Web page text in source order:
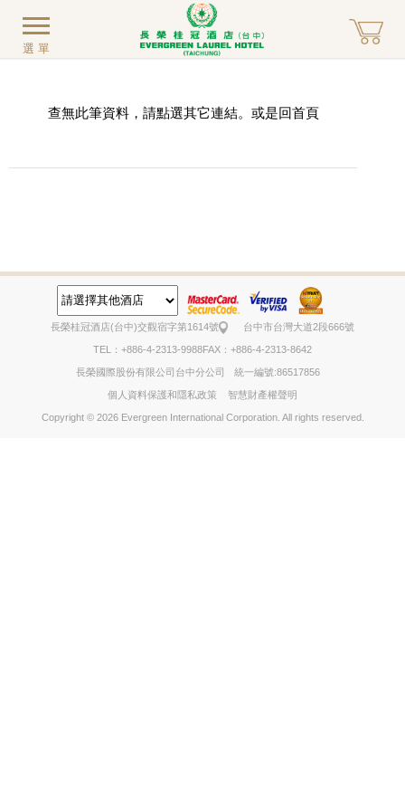
選單
查無此筆資料，請點選其它連結。或是回首頁
長榮桂冠酒店(台中)交觀宿字第1614號 台中市台灣大道2段666號
TEL：+886-4-2313-9988FAX：+886-4-2313-8642
長榮國際股份有限公司台中分公司 統一編號:86517856
個人資料保護和隱私政策 智慧財產權聲明
Copyright © 2026 Evergreen International Corporation. All rights reserved.